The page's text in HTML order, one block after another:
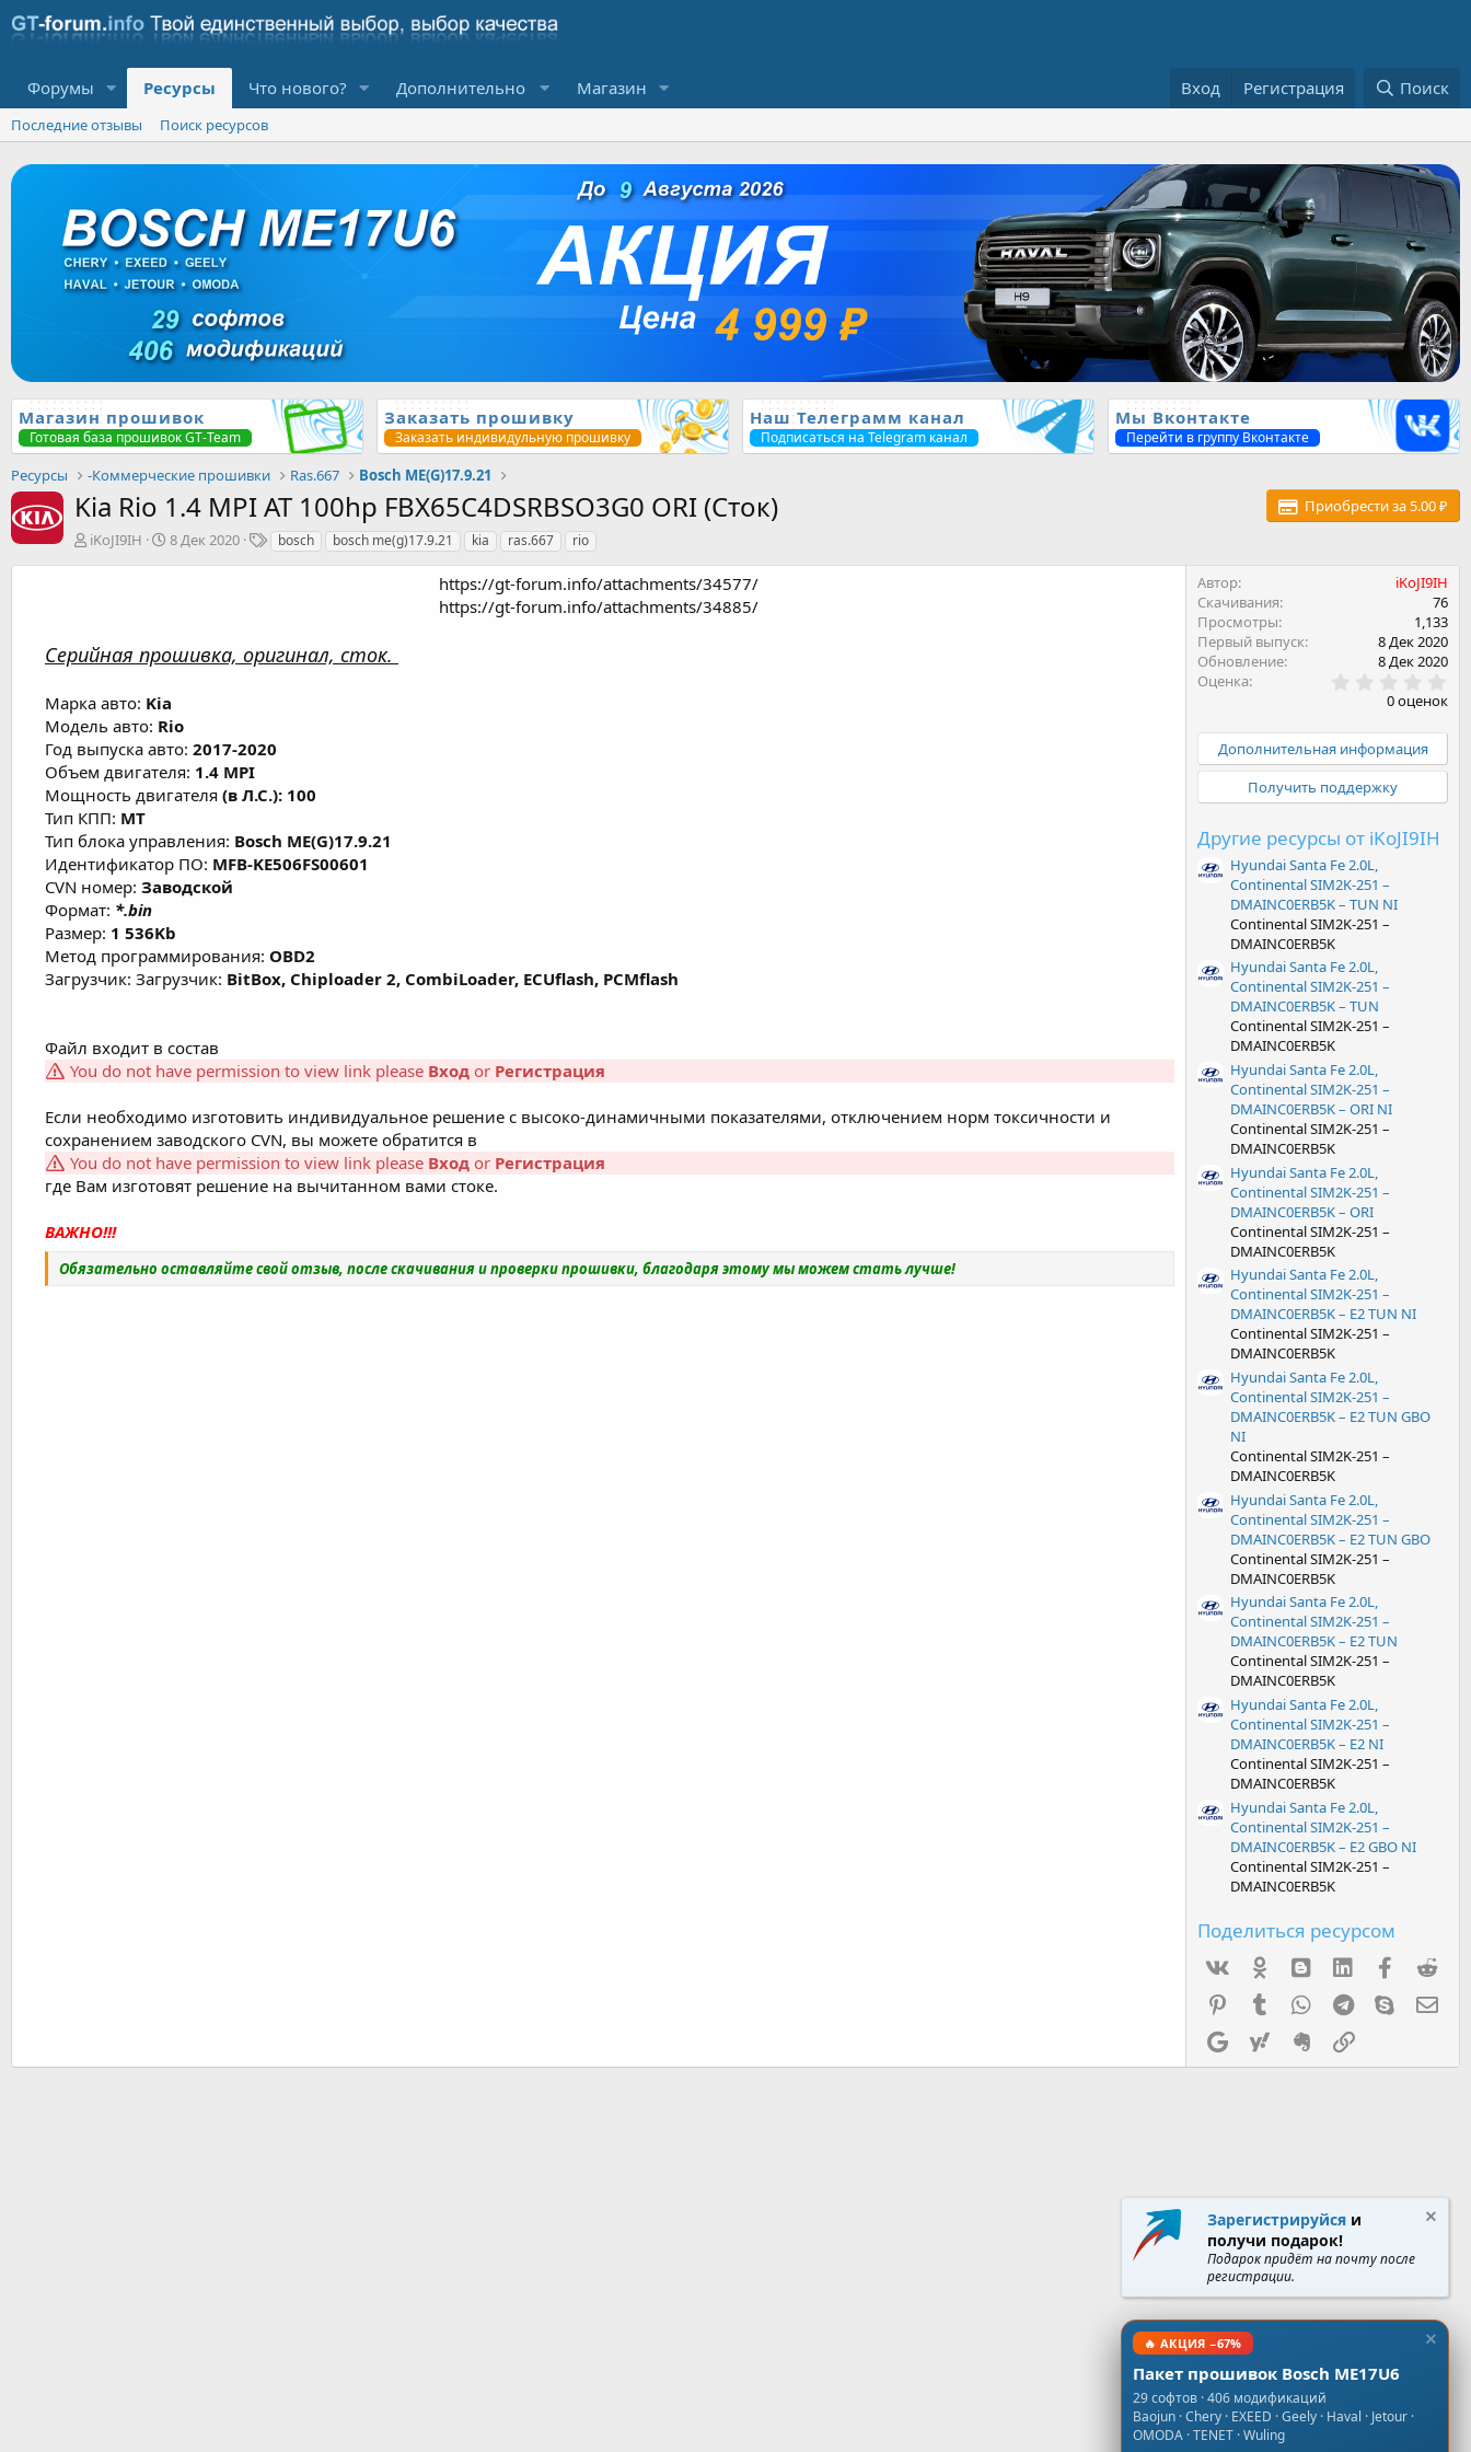
Форумы Ресурсы Что нового? Дополнительно Магазин Вход Регистрация Поиск
Последние отзывы Поиск ресурсов
Магазин прошивок
Готовая база прошивок GT-Team
Заказать прошивку
Заказать индивидульную прошивку
Наш Телеграмм канал
Подписаться на Telegram канал
Мы Вконтакте
Перейти в группу Вконтакте
Ресурсы -Коммерческие прошивки Ras.667 Bosch ME(G)17.9.21
Kia Rio 1.4 MPI AT 100hp FBX65C4DSRBSO3G0 ORI (Сток)
Приобрести за 5.00 ₽
А
iKoJI9IH
Д
з
а
н
и
я
8 Дек 2020
Тbosch bosch me(g)17.9.21 kia ras.667 rio
https://gt-forum.info/attachments/34577/
https://gt-forum.info/attachments/34885/​
Серийная прошивка, оригинал, сток.
Марка авто: Kia
Модель авто: Rio
Год выпуска авто: 2017-2020
Объем двигателя: 1.4 MPI
Мощность двигателя (в Л.С.): 100
Тип КПП: MT
Тип блока управления: Bosch ME(G)17.9.21
Идентификатор ПО: MFB-KE506FS00601
CVN номер: Заводской
Формат: *.bin
Размер: 1 536Kb
Метод программирования: OBD2
Загрузчик: Загрузчик: BitBox, Chiploader 2, CombiLoader, ECUflash, PCMflash
Файл входит в состав
You do not have permission to view link please Вход or Регистрация
Если необходимо изготовить индивидуальное решение с высоко-динамичными показателями, отключением норм токсичности и
сохранением заводского CVN, вы можете обратится в
You do not have permission to view link please Вход or Регистрация
где Вам изготовят решение на вычитанном вами стоке.​
ВАЖНО!!!
Обязательно оставляйте свой отзыв, после скачивания и проверки прошивки, благодаря этому мы можем стать лучше!
Автор
iKoJI9IH
Скачивания
76
Просмотры
1,133
Первый выпуск
8 Дек 2020
Обновление
8 Дек 2020
Оценка
.
0
0
в
ё
з
0 оценок
Дополнительная информация
Получить поддержку
Другие ресурсы от iKoJI9IH
Hyundai Santa Fe 2.0L,
Continental SIM2K-251 –
DMAINC0ERB5K – TUN NI
Continental SIM2K-251 –
DMAINC0ERB5K
Hyundai Santa Fe 2.0L,
Continental SIM2K-251 –
DMAINC0ERB5K – TUN
Continental SIM2K-251 –
DMAINC0ERB5K
Hyundai Santa Fe 2.0L,
Continental SIM2K-251 –
DMAINC0ERB5K – ORI NI
Continental SIM2K-251 –
DMAINC0ERB5K
Hyundai Santa Fe 2.0L,
Continental SIM2K-251 –
DMAINC0ERB5K – ORI
Continental SIM2K-251 –
DMAINC0ERB5K
Hyundai Santa Fe 2.0L,
Continental SIM2K-251 –
DMAINC0ERB5K – E2 TUN NI
Continental SIM2K-251 –
DMAINC0ERB5K
Hyundai Santa Fe 2.0L,
Continental SIM2K-251 –
DMAINC0ERB5K – E2 TUN GBO
NI
Continental SIM2K-251 –
DMAINC0ERB5K
Hyundai Santa Fe 2.0L,
Continental SIM2K-251 –
DMAINC0ERB5K – E2 TUN GBO
Continental SIM2K-251 –
DMAINC0ERB5K
Hyundai Santa Fe 2.0L,
Continental SIM2K-251 –
DMAINC0ERB5K – E2 TUN
Continental SIM2K-251 –
DMAINC0ERB5K
Hyundai Santa Fe 2.0L,
Continental SIM2K-251 –
DMAINC0ERB5K – E2 NI
Continental SIM2K-251 –
DMAINC0ERB5K
Hyundai Santa Fe 2.0L,
Continental SIM2K-251 –
DMAINC0ERB5K – E2 GBO NI
Continental SIM2K-251 –
DMAINC0ERB5K
Поделиться ресурсом
Ok mes_blogger
Linked InFacebook
PinterestTumblr WhatsAppTelegram
Skype
Google Yahoo Evernote
Зарегистрируйся и
получи подарок!
Подарок придёт на почту после
регистрации.
🔥 АКЦИЯ −67%
Пакет прошивок Bosch ME17U6
29 софтов · 406 модификаций
Baojun · Chery · EXEED · Geely · Haval · Jetour ·
OMODA · TENET · Wuling